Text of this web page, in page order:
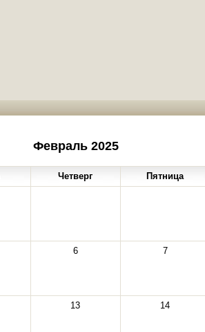
Февраль 2025
Четверг Пятница
6 7
13 14